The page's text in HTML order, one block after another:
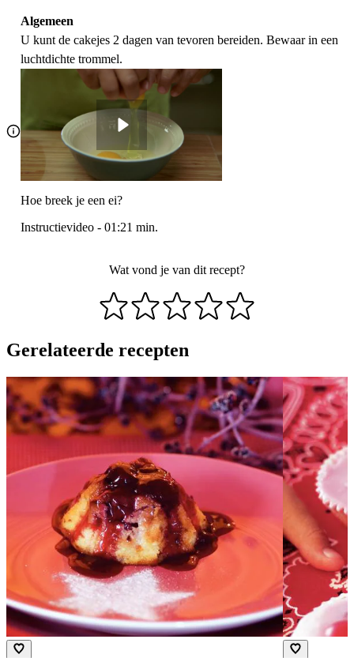
Algemeen
U kunt de cakejes 2 dagen van tevoren bereiden. Bewaar in een
luchtdichte trommel.
Hoe breek je een ei?
Instructievideo - 01:21 min.
Wat vond je van dit recept?
Gerelateerde recepten